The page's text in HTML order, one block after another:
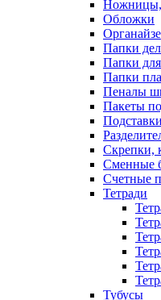
Ножницы,
Обложки
Папки
Папки для
Папки
Пеналы
Пакеты
Скрепки,
Сменные
Счетные
Тетради
Тубусы